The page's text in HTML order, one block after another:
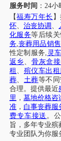
服务时间 ： 24小
【福寿万年长
怀、 治丧协调 、
化服务等后续
务,丧葬用品销售
性定制服务, 灵
返乡、 骨灰盒
租 、 殡仪车出
葬、 土葬等不
合理。提供最近
里 ， 墓地价格咨
准， 白事丧葬服
费专车接送 。
旨，多年专业
专业团队为你服